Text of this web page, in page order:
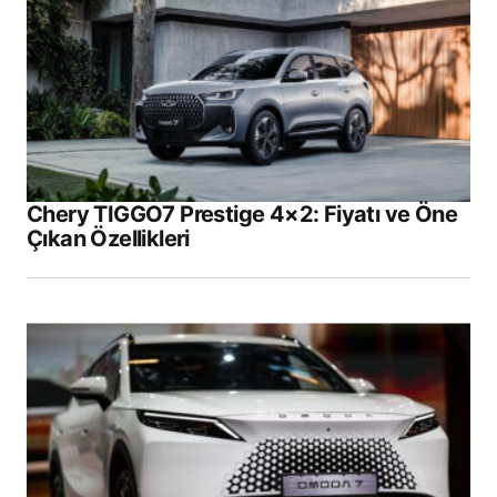
Chery TIGGO7 Prestige 4×2: Fiyatı ve Öne
Çıkan Özellikleri